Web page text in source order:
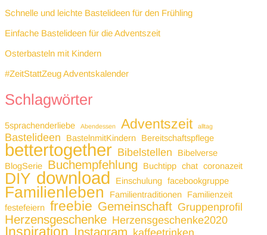
Schnelle und leichte Bastelideen für den Frühling
Einfache Bastelideen für die Adventszeit
Osterbasteln mit Kindern
#ZeitStattZeug Adventskalender
Schlagwörter
5sprachenderliebe Abendessen Adventszeit alltag
Bastelideen BastelnmitKindern Bereitschaftspflege
bettertogether Bibelstellen
Bibelverse
BlogSerie
Buchempfehlung Buchtipp chat coronazeit
DIY download Einschulung facebookgruppe
Familienleben Familientraditionen
Familienzeit
festefeiern freebie Gemeinschaft Gruppenprofil
Herzensgeschenke Herzensgeschenke2020
Inspiration Instagram